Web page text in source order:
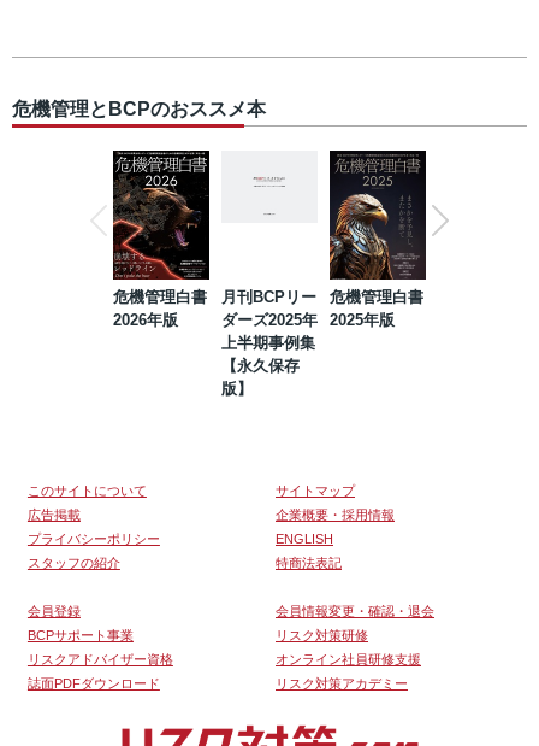
危機管理とBCPのおススメ本
危機管理白書
2026年版
月刊BCPリー
ダーズ2025年
上半期事例集
【永久保存
版】
危機管理白書
2025年版
このサイトについて
サイトマップ
広告掲載
企業概要・採用情報
プライバシーポリシー
ENGLISH
スタッフの紹介
特商法表記
会員登録
会員情報変更・確認・退会
BCPサポート事業
リスク対策研修
リスクアドバイザー資格
オンライン社員研修支援
誌面PDFダウンロード
リスク対策アカデミー